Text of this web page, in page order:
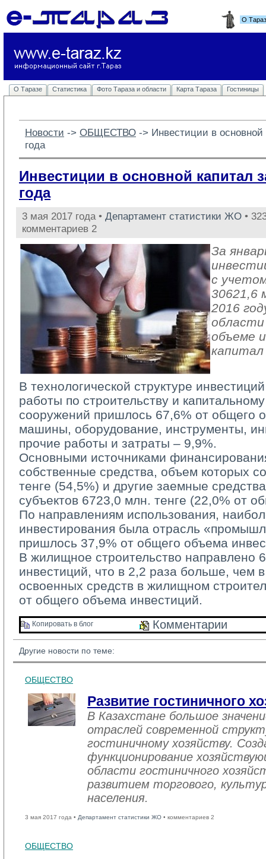
О
О Таразе Статистика Фото Тараза и области Карта Тараза Гостиницы
Новости -> ОБЩЕСТВО -> Инвестиции в основной
года
Инвестиции в основной капитал
года
3 мая 2017 года • Департамент статистики ЖО •
комментариев 2
За
с
30621,6
2016
области
объеме
В технологической структуре
работы по строительству и
сооружений пришлось 67,6% от общего
машины, оборудование, инструменты,
прочие работы и затраты – 9,9%.
Основными источниками
собственные средства, объем которых
тенге (54,5%) и другие заемные
субъектов 6723,0 млн. тенге (22,0% от
По направлениям использования,
инвестирования была отрасль
пришлось 37,9% от общего объема
В жилищное строительство направлено
инвестиций, что в 2,2 раза больше, чем
освоенных средств в жилищном
от общего объема инвестиций.
Копировать в блог Комментарии
Другие новости по теме:
ОБЩЕСТВО
Развитие гостиничного
В Казахстане большое
отраслей современной
гостиничному хозяйству.
функционирование
области гостиничного
развитием торгового,
населения.
3 мая 2017 года • Департамент статистики ЖО • комментариев 2
ОБЩЕСТВО